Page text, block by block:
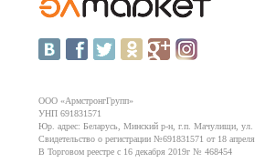
ООО «АрмстронгГрупп»
УНП 691831571
Юр. адрес: Беларусь, Минский р-н, г.п. Мачулищи, ул.
Свидетельство о регистрации №691831571 от 18
В Торговом реестре с 16 декабря 2019г № 468454